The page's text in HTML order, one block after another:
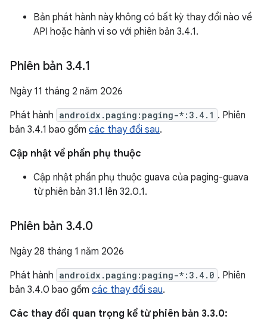
Bản phát hành này không có bất kỳ thay đổi nào về
API hoặc hành vi so với phiên bản 3.4.1.
Phiên bản 3.4.1
Ngày 11 tháng 2 năm 2026
Phát hành androidx.paging:paging-*:3.4.1 . Phiên
bản 3.4.1 bao gồm các thay đổi sau.
Cập nhật về phần phụ thuộc
Cập nhật phần phụ thuộc guava của paging-guava
từ phiên bản 31.1 lên 32.0.1.
Phiên bản 3.4.0
Ngày 28 tháng 1 năm 2026
Phát hành androidx.paging:paging-*:3.4.0 . Phiên
bản 3.4.0 bao gồm các thay đổi sau.
Các thay đổi quan trọng kể từ phiên bản 3.3.0: